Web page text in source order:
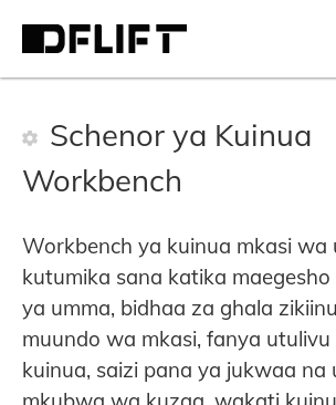
Schenor ya Kuinua
Workbench
Workbench ya kuinua mkasi wa
kutumika sana katika
ya umma, bidhaa za ghala
muundo wa mkasi, fanya
kuinua, saizi pana ya jukwaa na